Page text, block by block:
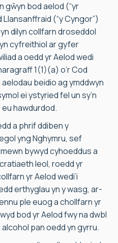
gŵyn bod aelod (“yr
(“y Cyngor”)
dilyn collfarn droseddol
cyfreithiol ar gyfer
a oedd yr Aelod wedi
1(1)(a) o’r Cod
beidio ag ymddwyn
ei ystyried fel un sy’n
hawdurdod.
a phrif ddiben y
yng Nghymru, sef
bywyd cyhoeddus a
leol, roedd yr
yr Aelod wedi’i
erthyglau yn y wasg, ar-
ple euog a chollfarn yr
bod yr Aelod fwy na dwbl
pan oedd yn gyrru.